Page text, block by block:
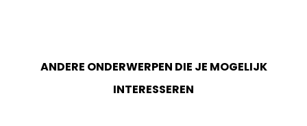
ANDERE ONDERWERPEN DIE JE MOGELIJK
INTERESSEREN